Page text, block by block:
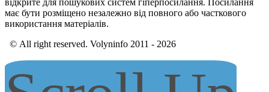
відкрите для пошукових систем гіперпосилання. Посилання
має бути розміщено незалежно від повного або часткового
використання матеріалів.
© All right reserved. Volyninfo 2011 - 2026